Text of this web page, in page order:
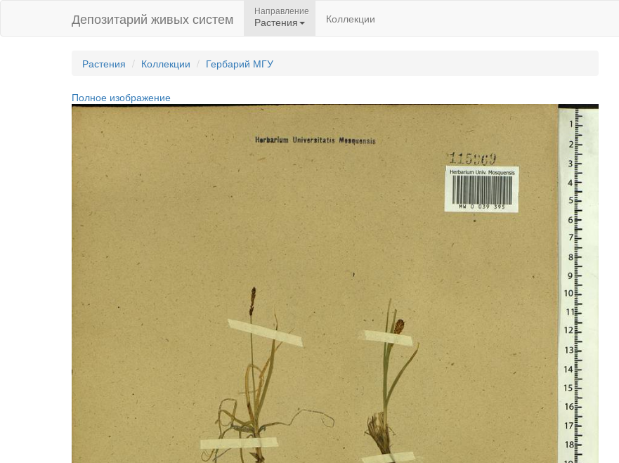
Депозитарий живых систем Направление
Растения Коллекции
Растения Коллекции Гербарий МГУ
Полное изображение